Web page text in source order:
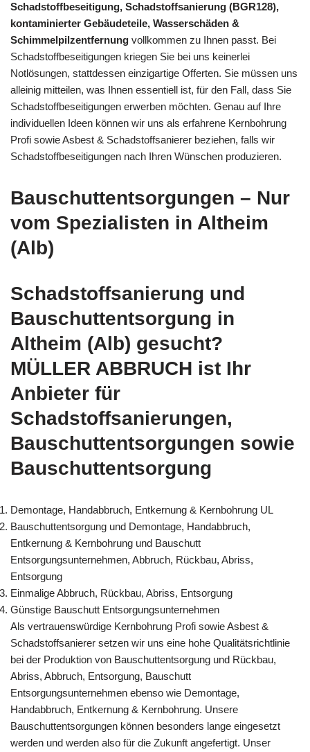
Schadstoffbeseitigung, Schadstoffsanierung (BGR128),
kontaminierter Gebäudeteile, Wasserschäden &
Schimmelpilzentfernung vollkommen zu Ihnen passt. Bei
Schadstoffbeseitigungen kriegen Sie bei uns keinerlei
Notlösungen, stattdessen einzigartige Offerten. Sie müssen uns
alleinig mitteilen, was Ihnen essentiell ist, für den Fall, dass Sie
Schadstoffbeseitigungen erwerben möchten. Genau auf Ihre
individuellen Ideen können wir uns als erfahrene Kernbohrung
Profi sowie Asbest & Schadstoffsanierer beziehen, falls wir
Schadstoffbeseitigungen nach Ihren Wünschen produzieren.
Bauschuttentsorgungen – Nur
vom Spezialisten in Altheim
(Alb)
Schadstoffsanierung und
Bauschuttentsorgung in
Altheim (Alb) gesucht?
MÜLLER ABBRUCH ist Ihr
Anbieter für
Schadstoffsanierungen,
Bauschuttentsorgungen sowie
Bauschuttentsorgung
Demontage, Handabbruch, Entkernung & Kernbohrung UL
Bauschuttentsorgung und Demontage, Handabbruch,
Entkernung & Kernbohrung und Bauschutt
Entsorgungsunternehmen, Abbruch, Rückbau, Abriss,
Entsorgung
Einmalige Abbruch, Rückbau, Abriss, Entsorgung
Günstige Bauschutt Entsorgungsunternehmen
Als vertrauenswürdige Kernbohrung Profi sowie Asbest &
Schadstoffsanierer setzen wir uns eine hohe Qualitätsrichtlinie
bei der Produktion von Bauschuttentsorgung und Rückbau,
Abriss, Abbruch, Entsorgung, Bauschutt
Entsorgungsunternehmen ebenso wie Demontage,
Handabbruch, Entkernung & Kernbohrung. Unsere
Bauschuttentsorgungen können besonders lange eingesetzt
werden und werden also für die Zukunft angefertigt. Unser